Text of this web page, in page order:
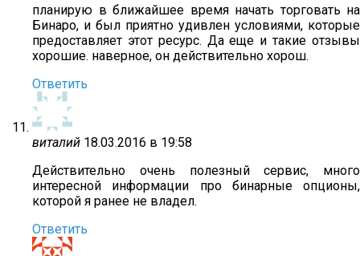
планирую в ближайшее время начать торговать на
Бинаро, и был приятно удивлен условиями, которые
предоставляет этот ресурс. Да еще и такие отзывы
хорошие. наверное, он действительно хорош.
Ответить
виталий 18.03.2016 в 19:58
Действительно очень полезный сервис, много
интересной информации про бинарные опционы,
которой я ранее не владел.
Ответить